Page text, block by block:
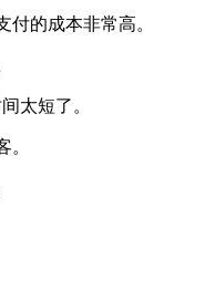
的成本非常高。
太短了。